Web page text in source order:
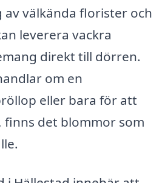
av välkända florister och
leverera vackra
direkt till dörren.
om en
eller bara för att
finns det blommor som